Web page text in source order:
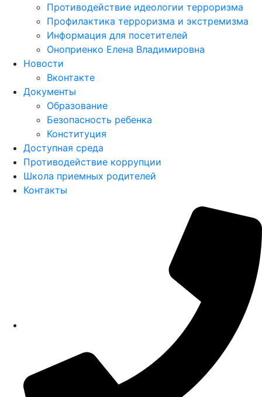
Противодействие идеологии терроризма
Профилактика терроризма и экстремизма
Информация для посетителей
Оноприенко Елена Владимировна
Новости
Вконтакте
Документы
Образование
Безопасность ребенка
Конституция
Доступная среда
Противодействие коррупции
Школа приемных родителей
Контакты